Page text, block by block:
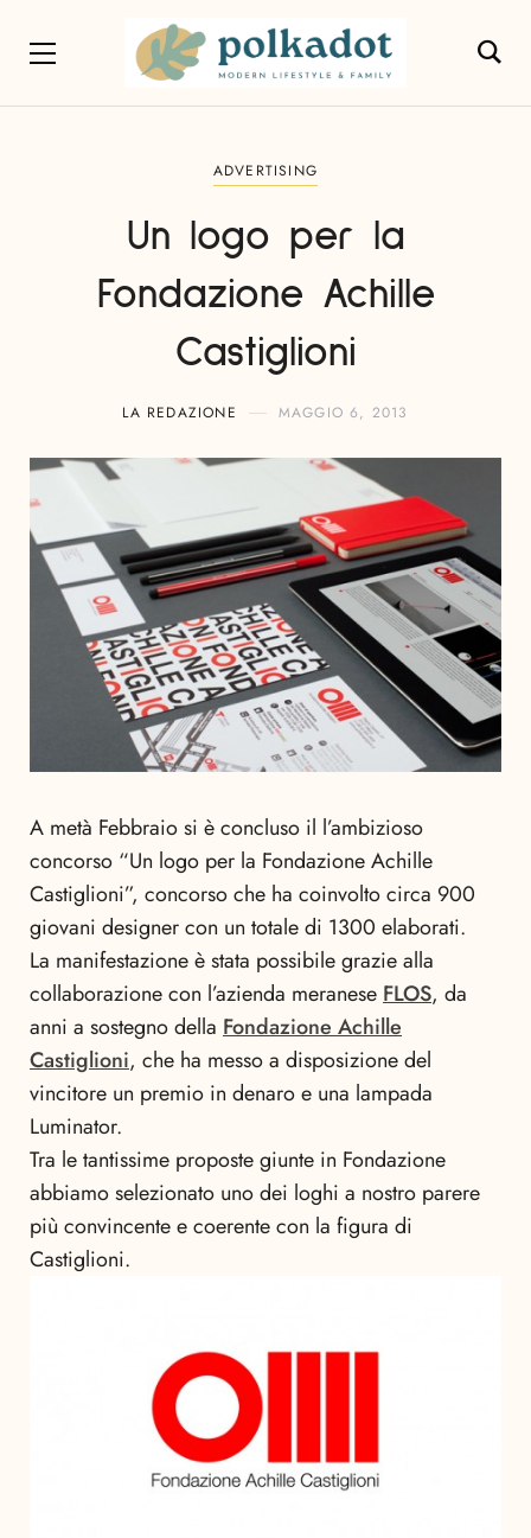
ADVERTISING
Un logo per la
Fondazione Achille
Castiglioni
LA REDAZIONE MAGGIO 6, 2013
A metà Febbraio si è concluso il l’ambizioso
concorso “Un logo per la Fondazione Achille
Castiglioni”, concorso che ha coinvolto circa 900
giovani designer con un totale di 1300 elaborati.
La manifestazione è stata possibile grazie alla
collaborazione con l’azienda meraneseFLOS, da
anni a sostegno della Fondazione Achille
Castiglioni, che ha messo a disposizione del
vincitore un premio in denaro e una lampada
Luminator.
Tra le tantissime proposte giunte in Fondazione
abbiamo selezionato uno dei loghi a nostro parere
più convincente e coerente con la figura di
Castiglioni.